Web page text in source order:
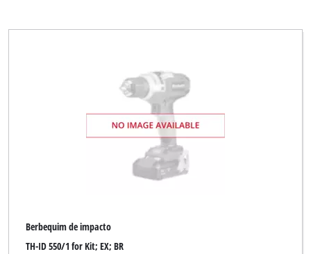
Berbequim de impacto
TH-ID 550/1 for Kit; EX; BR